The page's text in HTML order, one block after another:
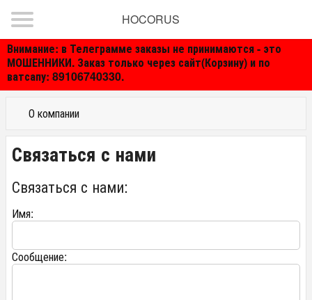
Внимание: в Телеграмме заказы не принимаются - это
МОШЕННИКИ. Заказ только через сайт(Корзину) и по
ватсапу: 89106740330.
HOCORUS
О компании
Связаться с нами
Связаться с нами:
Имя:
Сообщение: